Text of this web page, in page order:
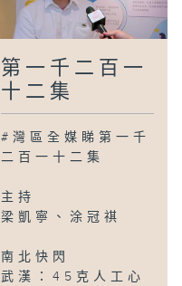
第一千二百一
十二集
#灣區全媒睇第一千
二百一十二集
主持
梁凱寧、涂冠祺
南北快閃
武漢：45克人工心